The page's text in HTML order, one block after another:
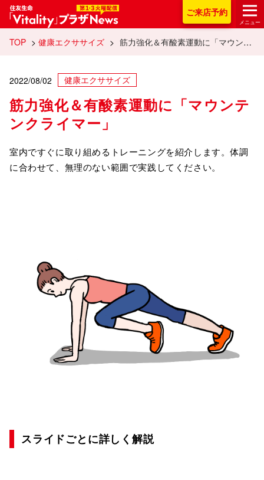
住友生命「Vitality
ご来店予約
メニュー
TOP > 健康エクササイズ > 筋力強化＆有酸素運動に「マウンテンクライマー」
2022/08/02 健康エクササイズ
筋力強化＆有酸素運動に「マウンテ
ンクライマー」
室内ですぐに取り組めるトレーニングを紹介します。体調
に合わせて、無理のない範囲で実践してください。
スライドごとに詳しく解説